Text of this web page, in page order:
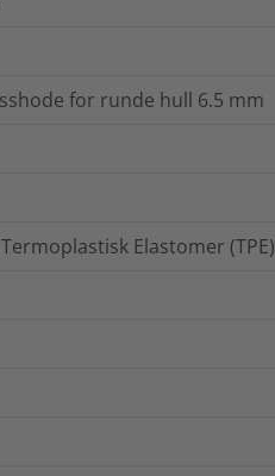
for runde hull 6.5 mm
Elastomer (TPE)